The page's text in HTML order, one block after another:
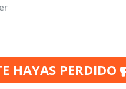
HAYAS PERDIDO